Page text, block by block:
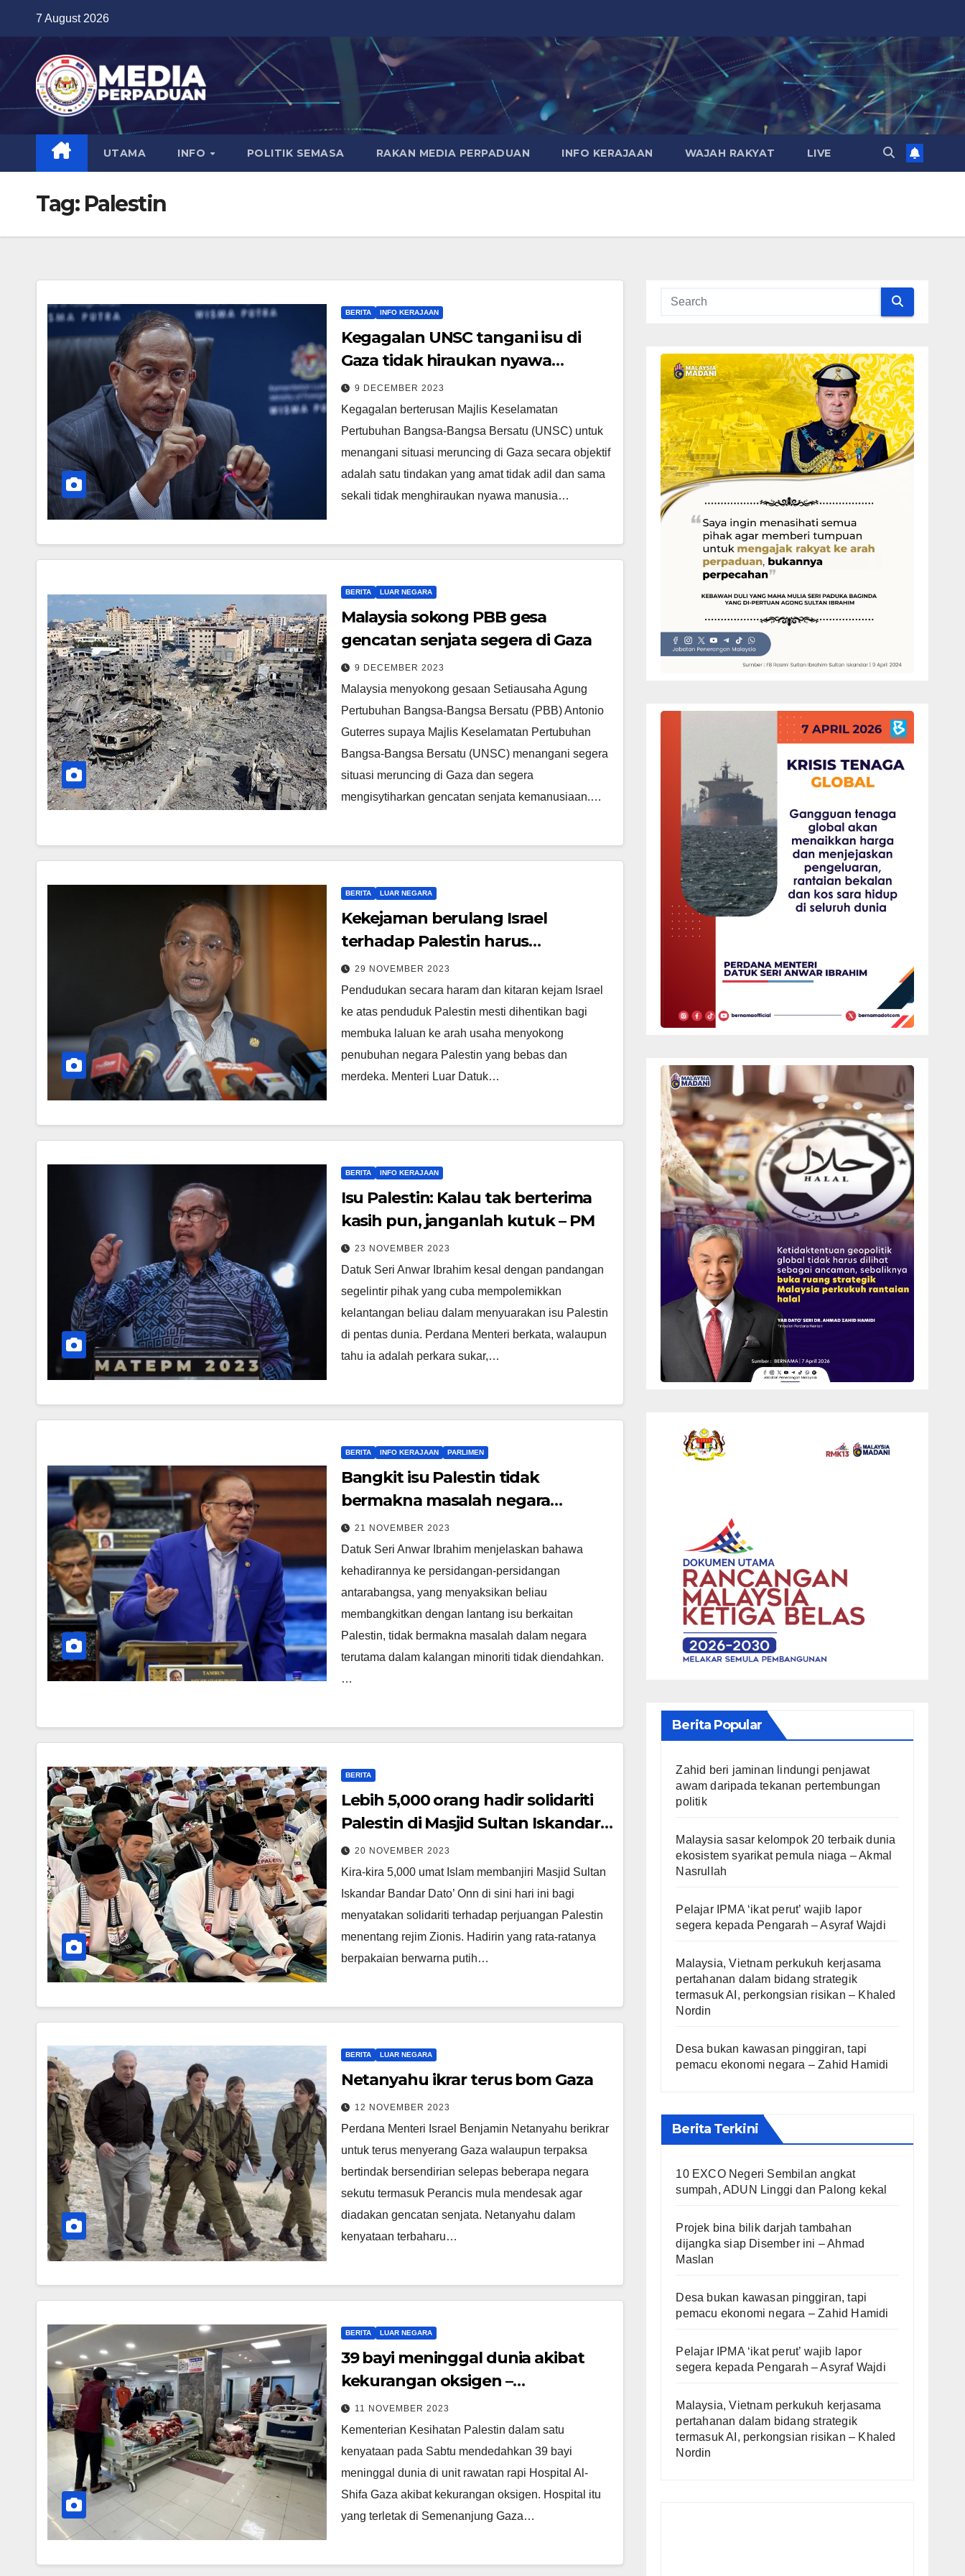
content
7 August 2026
UTAMA INFO POLITIK SEMASA RAKAN MEDIA PERPADUAN INFO KERAJAAN WAJAH RAKYAT LIVE
Tag: Palestin
BERITA INFO KERAJAAN
Kegagalan UNSC tangani isu di
Gaza tidak hiraukan nyawa
manusia – Zambry Kadir
9 DECEMBER 2023
Kegagalan berterusan Majlis Keselamatan
Pertubuhan Bangsa-Bangsa Bersatu (UNSC) untuk
menangani situasi meruncing di Gaza secara objektif
adalah satu tindakan yang amat tidak adil dan sama
sekali tidak menghiraukan nyawa manusia…
BERITA LUAR NEGARA
Malaysia sokong PBB gesa
gencatan senjata segera di Gaza
9 DECEMBER 2023
Malaysia menyokong gesaan Setiausaha Agung
Pertubuhan Bangsa-Bangsa Bersatu (PBB) Antonio
Guterres supaya Majlis Keselamatan Pertubuhan
Bangsa-Bangsa Bersatu (UNSC) menangani segera
situasi meruncing di Gaza dan segera
mengisytiharkan gencatan senjata kemanusiaan.…
BERITA LUAR NEGARA
Kekejaman berulang Israel
terhadap Palestin harus
dihentikan segera – Zambry Kadir
29 NOVEMBER 2023
Pendudukan secara haram dan kitaran kejam Israel
ke atas penduduk Palestin mesti dihentikan bagi
membuka laluan ke arah usaha menyokong
penubuhan negara Palestin yang bebas dan
merdeka. Menteri Luar Datuk…
BERITA INFO KERAJAAN
Isu Palestin: Kalau tak berterima
kasih pun, janganlah kutuk – PM
23 NOVEMBER 2023
Datuk Seri Anwar Ibrahim kesal dengan pandangan
segelintir pihak yang cuba mempolemikkan
kelantangan beliau dalam menyuarakan isu Palestin
di pentas dunia. Perdana Menteri berkata, walaupun
tahu ia adalah perkara sukar,…
BERITA INFO KERAJAAN PARLIMEN
Bangkit isu Palestin tidak
bermakna masalah negara
diabaikan – PM
21 NOVEMBER 2023
Datuk Seri Anwar Ibrahim menjelaskan bahawa
kehadirannya ke persidangan-persidangan
antarabangsa, yang menyaksikan beliau
membangkitkan dengan lantang isu berkaitan
Palestin, tidak bermakna masalah dalam negara
terutama dalam kalangan minoriti tidak diendahkan.
…
BERITA
Lebih 5,000 orang hadir solidariti
Palestin di Masjid Sultan Iskandar
Johor Bahru
20 NOVEMBER 2023
Kira-kira 5,000 umat Islam membanjiri Masjid Sultan
Iskandar Bandar Dato’ Onn di sini hari ini bagi
menyatakan solidariti terhadap perjuangan Palestin
menentang rejim Zionis. Hadirin yang rata-ratanya
berpakaian berwarna putih…
BERITA LUAR NEGARA
Netanyahu ikrar terus bom Gaza
12 NOVEMBER 2023
Perdana Menteri Israel Benjamin Netanyahu berikrar
untuk terus menyerang Gaza walaupun terpaksa
bertindak bersendirian selepas beberapa negara
sekutu termasuk Perancis mula mendesak agar
diadakan gencatan senjata. Netanyahu dalam
kenyataan terbaharu…
BERITA LUAR NEGARA
39 bayi meninggal dunia akibat
kekurangan oksigen –
Kementerian Kesihatan Gaza
11 NOVEMBER 2023
Kementerian Kesihatan Palestin dalam satu
kenyataan pada Sabtu mendedahkan 39 bayi
meninggal dunia di unit rawatan rapi Hospital Al-
Shifa Gaza akibat kekurangan oksigen. Hospital itu
yang terletak di Semenanjung Gaza…
Berita Popular
Zahid beri jaminan lindungi penjawat
awam daripada tekanan pertembungan
politik
Malaysia sasar kelompok 20 terbaik dunia
ekosistem syarikat pemula niaga – Akmal
Nasrullah
Pelajar IPMA ‘ikat perut’ wajib lapor
segera kepada Pengarah – Asyraf Wajdi
Malaysia, Vietnam perkukuh kerjasama
pertahanan dalam bidang strategik
termasuk AI, perkongsian risikan – Khaled
Nordin
Desa bukan kawasan pinggiran, tapi
pemacu ekonomi negara – Zahid Hamidi
Berita Terkini
10 EXCO Negeri Sembilan angkat
sumpah, ADUN Linggi dan Palong kekal
Projek bina bilik darjah tambahan
dijangka siap Disember ini – Ahmad
Maslan
Desa bukan kawasan pinggiran, tapi
pemacu ekonomi negara – Zahid Hamidi
Pelajar IPMA ‘ikat perut’ wajib lapor
segera kepada Pengarah – Asyraf Wajdi
Malaysia, Vietnam perkukuh kerjasama
pertahanan dalam bidang strategik
termasuk AI, perkongsian risikan – Khaled
Nordin